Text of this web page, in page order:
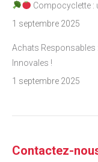
Compocyclette :
1 septembre 2025
Achats Responsables
Innovales !
1 septembre 2025
Contactez-